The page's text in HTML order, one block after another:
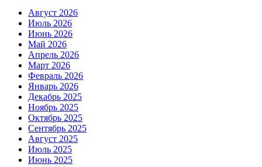
Август 2026
Июль 2026
Июнь 2026
Май 2026
Апрель 2026
Март 2026
Февраль 2026
Январь 2026
Декабрь 2025
Ноябрь 2025
Октябрь 2025
Сентябрь 2025
Август 2025
Июль 2025
Июнь 2025